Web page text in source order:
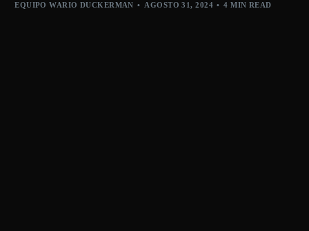
EQUIPO WARIO DUCKERMAN AGOSTO 31, 2024 4 MIN READ